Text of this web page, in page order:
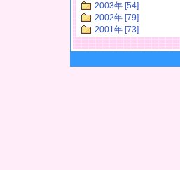
2003年 [54]
2002年 [79]
2001年 [73]